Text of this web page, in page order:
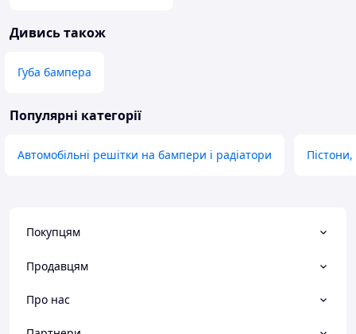
Дивись також
Губа бампера
Популярні категорії
Автомобільні решітки на бампери і радіатори
Покупцям
Продавцям
Про нас